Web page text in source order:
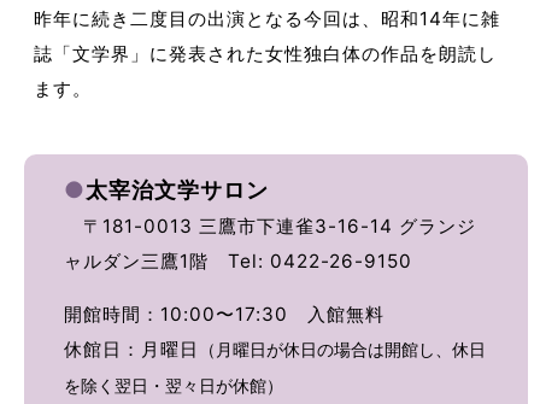
昨年に続き二度目の出演となる今回は、昭和14年に雑
誌「文学界」に発表された女性独白体の作品を朗読し
ます。
●太宰治文学サロン
〒181-0013 三鷹市下連雀3-16-14 グランジ
ャルダン三鷹1階 Tel: 0422-26-9150
開館時間：10:00〜17:30 入館無料
休館日：月曜日
（月曜日が休日の場合は開館し、休日
を除く翌日・翌々日が休館）